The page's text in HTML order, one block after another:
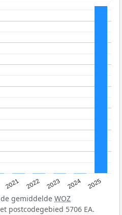
2021 2022 2023 2024 2025
gemiddelde WOZ
postcodegebied 5706 EA.